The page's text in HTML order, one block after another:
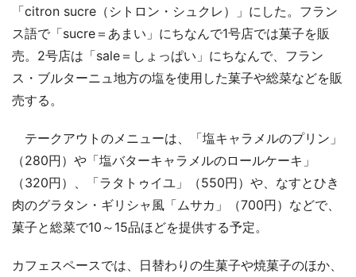
「citron sucre（シトロン・シュクレ）」にした。フラン
ス語で「sucre＝あまい」にちなんで1号店では菓子を販
売。2号店は「sale＝しょっぱい」にちなんで、フラン
ス・ブルターニュ地方の塩を使用した菓子や総菜などを販
売する。
テークアウトのメニューは、「塩キャラメルのプリン」
（280円）や「塩バターキャラメルのロールケーキ」
（320円）、「ラタトゥイユ」（550円）や、なすとひき
肉のグラタン・ギリシャ風「ムサカ」（700円）などで、
菓子と総菜で10～15品ほどを提供する予定。
カフェスペースでは、日替わりの生菓子や焼菓子のほか、